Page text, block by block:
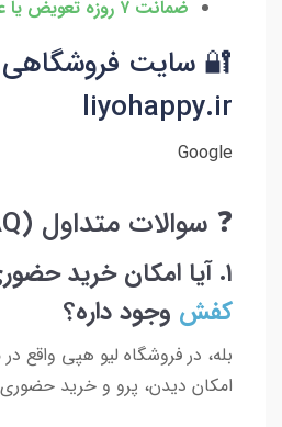
ضمانت ۷ روزه تعویض یا عودت وجه
🔐 سایت
liyohappy.ir
Google
❓ سوالات متداول (FAQ)
۱. آیا امکان خرید حضوری
کفش وجود داره؟
بله، در فروشگاه لیو هپی واقع در
امکان دیدن، پرو و خرید